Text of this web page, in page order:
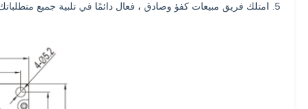
5. امتلك فريق مبيعات كفؤ وصادق ، فعال دائمًا في تلبية جميع متطلباتك.